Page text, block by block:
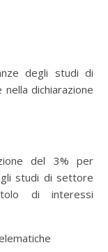
degli studi di
dichiarazione
del 3% per
studi di settore
di interessi